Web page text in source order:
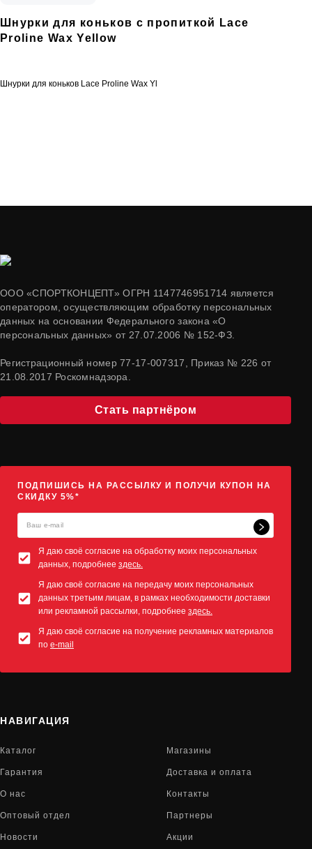
Шнурки для коньков с пропиткой Lace
Proline Wax Yellow
Шнурки для коньков Lace Proline Wax Yl
ООО «СПОРТКОНЦЕПТ» ОГРН 1147746951714 является
оператором, осуществляющим обработку персональных
данных на основании Федерального закона «О
персональных данных» от 27.07.2006 № 152-ФЗ.
Регистрационный номер 77-17-007317, Приказ № 226 от
21.08.2017 Роскомнадзора.
Стать партнёром
ПОДПИШИСЬ НА РАССЫЛКУ И ПОЛУЧИ КУПОН НА
СКИДКУ 5%*
Я даю своё согласие на обработку моих персональных
данных, подробнее здесь.
Я даю своё согласие на передачу моих персональных
данных третьим лицам, в рамках необходимости доставки
или рекламной рассылки, подробнее здесь.
Я даю своё согласие на получение рекламных материалов
по e-mail
НАВИГАЦИЯ
Каталог Магазины
Гарантия Доставка и оплата
О нас Контакты
Оптовый отдел Партнеры
Новости Акции